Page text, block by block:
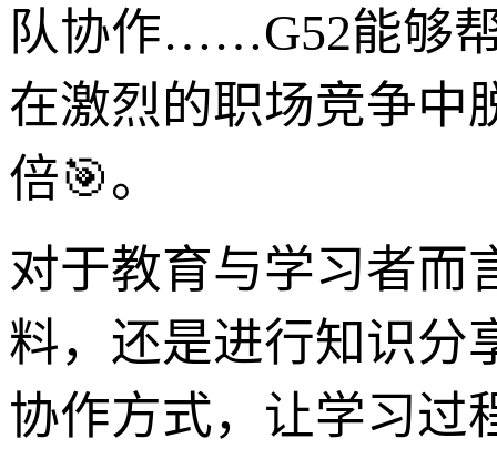
队协作……G52能够
在激烈的职场竞争中
倍🎯。
对于教育与学习者而
料，还是进行知识分
协作方式，让学习过